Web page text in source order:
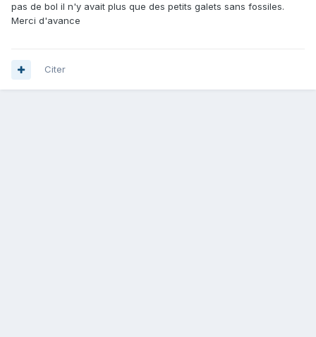
pas de bol il n'y avait plus que des petits galets sans fossiles.
Merci d'avance
Citer